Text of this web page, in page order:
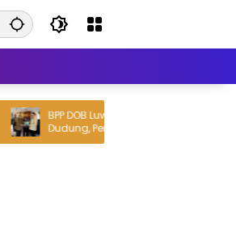
BPP DOB Luwu Raya Kantongi Dukungan
Dudung, Pembentukan Provinsi Dijanjikan
Masuk Rekomendasi Pemerintah